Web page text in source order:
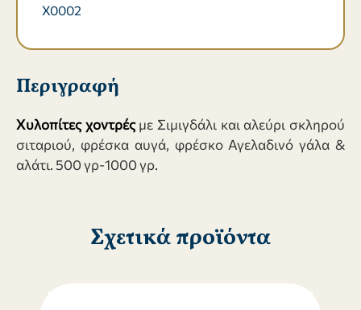
γρ.
X0002
Περιγραφή
Χυλοπίτεςχοντρέςμε Σιμιγδάλι και αλεύρι σκληρού
σιταριού, φρέσκα αυγά, φρέσκο Αγελαδινό γάλα &
αλάτι. 500 γρ-1000 γρ.
Σχετικά προϊόντα